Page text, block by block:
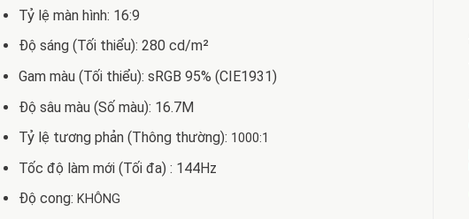
Tỷ lệ màn hình: 16:9
Độ sáng (Tối thiểu): 280 cd/m²
Gam màu (Tối thiểu): sRGB 95% (CIE1931)
Độ sâu màu (Số màu): 16.7M
Tỷ lệ tương phản (Thông thường): 1000:1
Tốc độ làm mới (Tối đa) : 144Hz
Độ cong:KHÔNG